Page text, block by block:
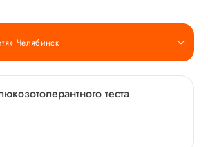
Челябинск
теста